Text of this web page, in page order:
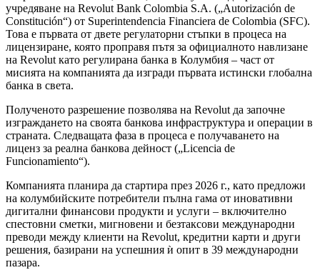
учредяване на Revolut Bank Colombia S.A. („Autorización de
Constitución“) от Superintendencia Financiera de Colombia (SFC).
Това е първата от двете регулаторни стъпки в процеса на
лицензиране, която проправя пътя за официалното навлизане
на Revolut като регулирана банка в Колумбия – част от
мисията на компанията да изгради първата истински глобална
банка в света.
Полученото разрешение позволява на Revolut да започне
изграждането на своята банкова инфраструктура и операции в
страната. Следващата фаза в процеса е получаването на
лиценз за реална банкова дейност („Licencia de
Funcionamiento“).
Компанията планира да стартира през 2026 г., като предложи
на колумбийските потребители пълна гама от иновативни
дигитални финансови продукти и услуги – включително
спестовни сметки, мигновени и безтаксови международни
преводи между клиенти на Revolut, кредитни карти и други
решения, базирани на успешния ѝ опит в 39 международни
пазара.